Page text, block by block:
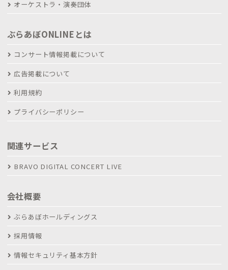
オーケストラ・演奏団体
ぶらあぼONLINEとは
コンサート情報掲載について
広告掲載について
利用規約
プライバシーポリシー
関連サービス
BRAVO DIGITAL CONCERT LIVE
会社概要
ぶらあぼホールディングス
採用情報
情報セキュリティ基本方針